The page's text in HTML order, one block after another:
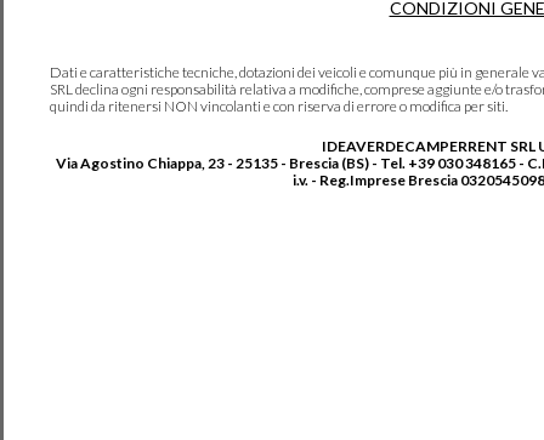
CONDIZIONI
Dati e caratteristiche tecniche, dotazioni dei veicoli e comunque più in generale
SRL declina ogni responsabilità relativa a modifiche, comprese aggiunte e/o
quindi da ritenersi NON vincolanti e con riserva di errore o modifica per siti.
IDEAVERDECAMPERRENT SRL
Via Agostino Chiappa, 23 - 25135 - Brescia (BS) - Tel. +39 030 348165 -
i.v. - Reg.Imprese Brescia